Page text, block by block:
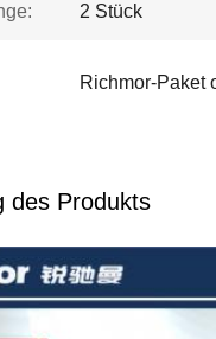
2 Stück
Richmor-Paket
des Produkts